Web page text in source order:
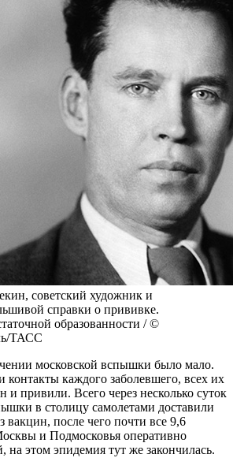
советский художник и
справки о прививке.
образованности / ©
ТАСС
московской вспышки было мало.
каждого заболевшего, всех их
и привили. Всего через несколько суток
в столицу самолетами доставили
вакцин, после чего почти все 9,6
и Подмосковья оперативно
этом эпидемия тут же закончилась.